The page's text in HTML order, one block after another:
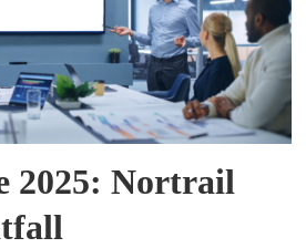
2025: Nortrail